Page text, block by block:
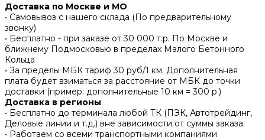
Доставка по Москве и МО
• Самовывоз с нашего склада (По предварительному
звонку)
• Бесплатно - при заказе от 30 000 т.р. По Москве и
ближнему Подмосковью в пределах Малого Бетонного
Кольца
• За пределы МБК тариф 30 руб/1 км. Дополнительная
плата будет взиматься за расстояние от МБК до точки
доставки (пример: дополнительные 10 км = 300 р.)
Доставка в регионы
• Бесплатно до терминала любой ТК (ПЭК, Автотрейдинг,
Деловые линии и т.д.) вне зависимости от суммы заказа.
• Работаем со всеми транспортными компаниями